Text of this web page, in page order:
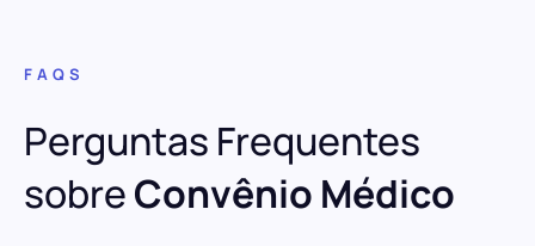
FAQS
Perguntas Frequentes
sobreConvênio Médico